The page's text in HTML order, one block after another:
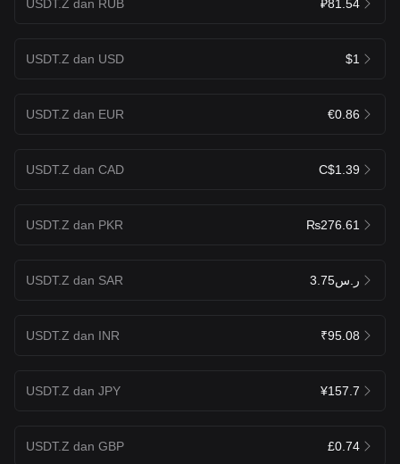
USDT.Z dan RUB ₽81.54
USDT.Z dan USD $1
USDT.Z dan EUR €0.86
USDT.Z dan CAD C$1.39
USDT.Z dan PKR ₨276.61
USDT.Z dan SAR ر.س3.75
USDT.Z dan INR ₹95.08
USDT.Z dan JPY ¥157.7
USDT.Z dan GBP £0.74